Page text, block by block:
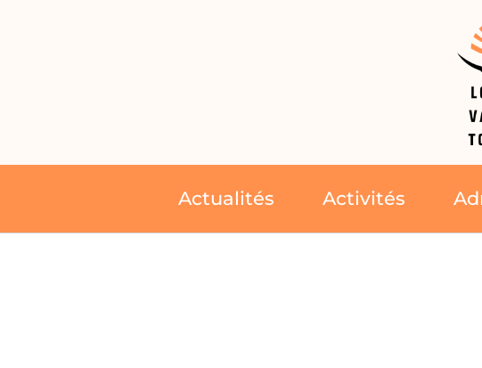
Actualités Activités